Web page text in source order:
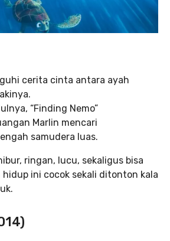
cerita cinta antara ayah
“Finding Nemo”
Marlin mencari
samudera luas.
ringan, lucu, sekaligus bisa
hidup ini cocok sekali ditonton kala